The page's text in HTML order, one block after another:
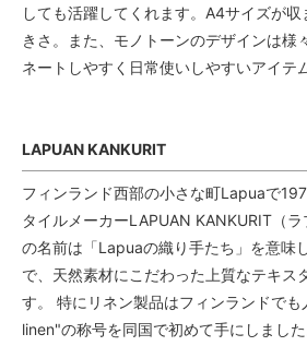
しても活躍してくれます。A4サイズが
きさ。また、モノトーンのデザインは様
ネートしやすく日常使いしやすいアイテ
LAPUAN KANKURIT
フィンランド西部の小さな町Lapuaで
タイルメーカーLAPUAN KANKURIT（
の名前は「Lapuaの織り手たち」を意味
で、天然素材にこだわった上質なテキス
す。 特にリネン製品はフィンランドで
linen"の称号を同国で初めて手にしました